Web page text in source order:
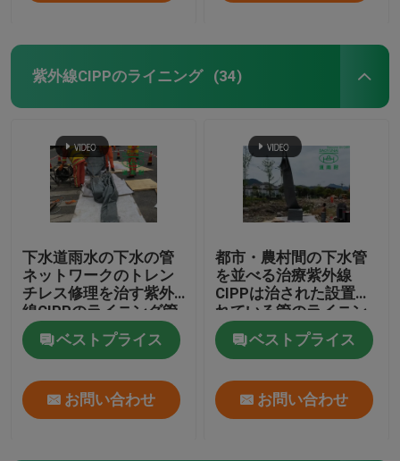
紫外線CIPPのライニング (34)
下水道雨水の下水の管
ネットワークのトレン
チレス修理を治す紫外
線CIPPのライニング管
ベストプライス
お問い合わせ
都市・農村間の下水管
を並べる治療紫外線
CIPPは治された設置さ
れている管のライニン
グ プロセスを修理する
ベストプライス
お問い合わせ